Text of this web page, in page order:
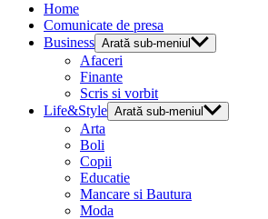
Home
Comunicate de presa
Business Arată sub-meniul
Afaceri
Finante
Scris si vorbit
Life&Style Arată sub-meniul
Arta
Boli
Copii
Educatie
Mancare si Bautura
Moda